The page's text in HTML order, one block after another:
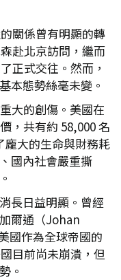
關係曾有明顯的轉
赴北京訪問，繼而
正式交往。然而，
本態勢絲毫未變。
大的創傷。美國在
，共有約 58,000 名
龐大的生命與財務耗
國內社會嚴重撕
長日益明顯。曾經
爾通（Johan
國作為全球帝國的
目前尚未崩潰，但
。